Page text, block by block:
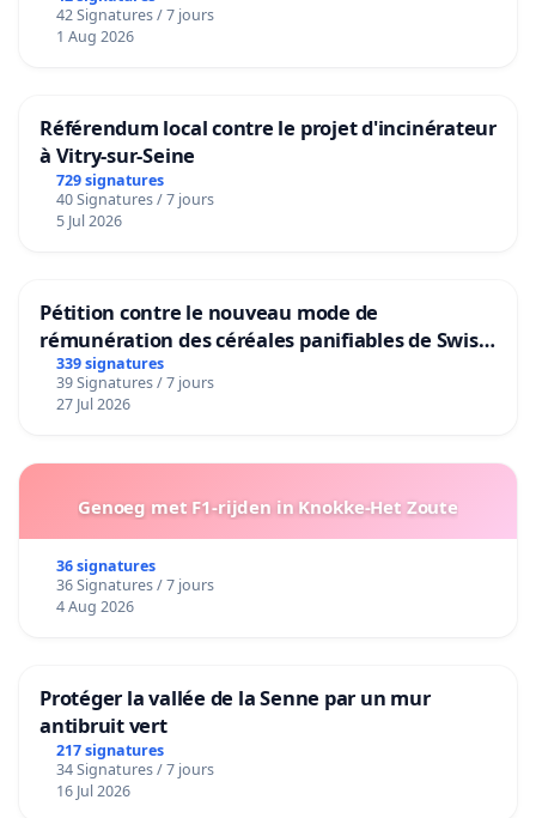
42 Signatures / 7 jours
1 Aug 2026
Référendum local contre le projet d'incinérateur
à Vitry-sur-Seine
729 signatures
40 Signatures / 7 jours
5 Jul 2026
Pétition contre le nouveau mode de
rémunération des céréales panifiables de Swiss
granum basé sur la teneur en protéines
339 signatures
39 Signatures / 7 jours
27 Jul 2026
Genoeg met F1-rijden in Knokke-Het Zoute
36 signatures
36 Signatures / 7 jours
4 Aug 2026
Protéger la vallée de la Senne par un mur
antibruit vert
217 signatures
34 Signatures / 7 jours
16 Jul 2026